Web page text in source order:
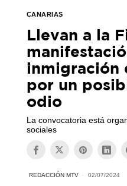
CANARIAS
Llevan a la
inmigración
por un
odio
La convocatoria está
sociales
REDACCIÓN MTV 02/07/2024